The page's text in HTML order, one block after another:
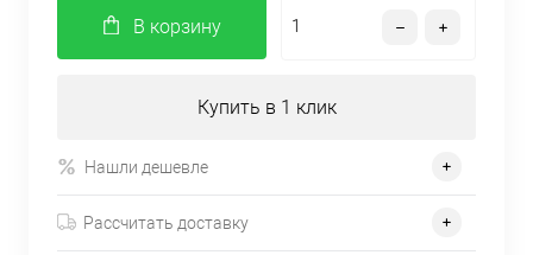
В корзину
Купить в 1 клик
Нашли дешевле
Рассчитать доставку